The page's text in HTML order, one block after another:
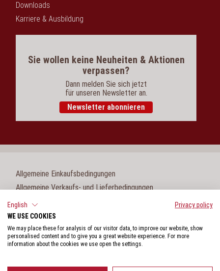
Downloads
Karriere & Ausbildung
Sie wollen keine Neuheiten & Aktionen
verpassen?
Dann melden Sie sich jetzt
für unseren Newsletter an.
Newsletter abonnieren
Allgemeine Einkaufsbedingungen
Allgemeine Verkaufs- und Lieferbedingungen
Impressum
Datenschutz
English
Privacy policy
WE USE COOKIES
We may place these for analysis of our visitor data, to improve our website, show
personalised content and to give you a great website experience. For more
information about the cookies we use open the settings.